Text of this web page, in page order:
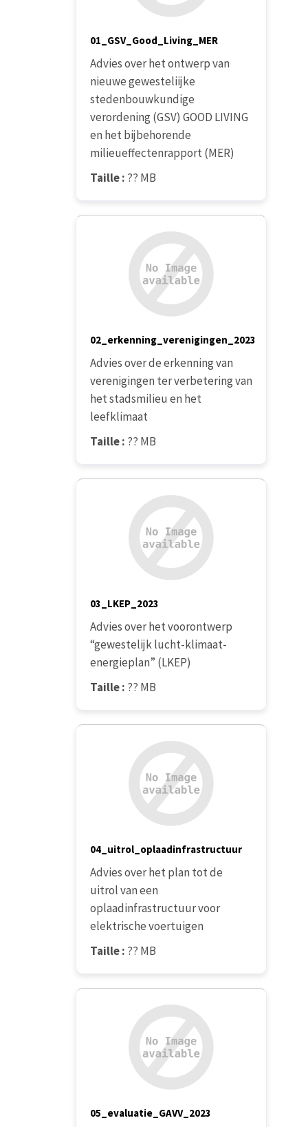
01_GSV_Good_Living_MER
Advies over het ontwerp van
nieuwe gewesteliijke
stedenbouwkundige
verordening (GSV) GOOD LIVING
en het bijbehorende
milieueffectenrapport (MER)
Taille : ?? MB
02_erkenning_verenigingen_2023
Advies over de erkenning van
verenigingen ter verbetering van
het stadsmilieu en het
leefklimaat
Taille : ?? MB
03_LKEP_2023
Advies over het voorontwerp
“gewestelijk lucht-klimaat-
energieplan” (LKEP)
Taille : ?? MB
04_uitrol_oplaadinfrastructuur
Advies over het plan tot de
uitrol van een
oplaadinfrastructuur voor
elektrische voertuigen
Taille : ?? MB
05_evaluatie_GAVV_2023